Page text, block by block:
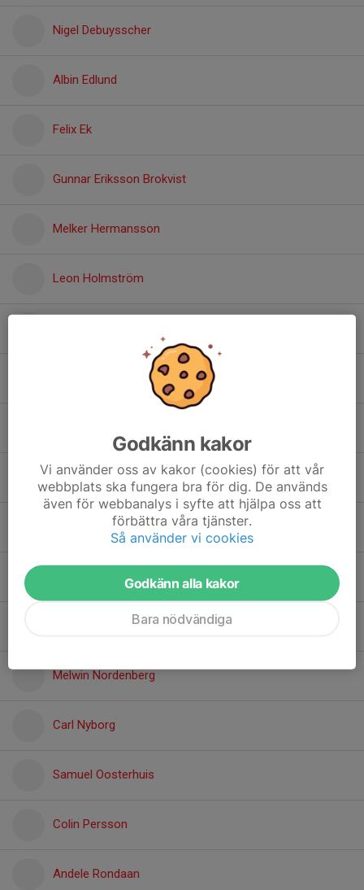
Nigel Debuysscher
Albin Edlund
Felix Ek
Gunnar Eriksson Brokvist
Melker Hermansson
Leon Holmström
Alvin Lövgren
Victor Lövstrand
Alfons Mattsson
Benjamin Mossfeldt
Melwin Nordenberg
Carl Nyborg
Samuel Oosterhuis
Colin Persson
Andele Rondaan
Godkänn kakor
Vi använder oss av kakor (cookies) för att vår
webbplats ska fungera bra för dig. De används
även för webbanalys i syfte att hjälpa oss att
förbättra våra tjänster.
Så använder vi cookies
Godkänn alla kakor
Bara nödvändiga